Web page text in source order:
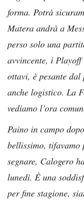
forma. Potrà
Matera andrà a
perso solo una
avvincente, i
ottavi, è pesante
anche logistico. La
vediamo l’ora
Paino in campo
bellissimo, tifavamo
segnare, Calogero
lunedì. È una
per fine stagione,